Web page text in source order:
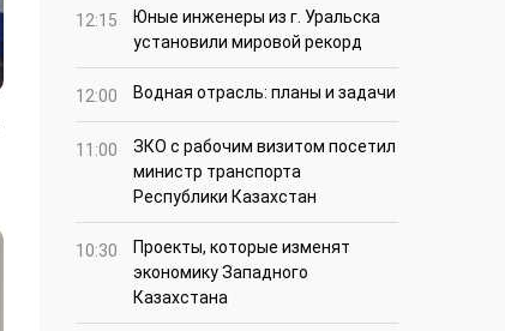
12:15
Юные инженеры из г. Уральска
установили мировой рекорд
12:00 Водная отрасль: планы и задачи
11:00
ЗКО с рабочим визитом посетил
министр транспорта
Республики Казахстан
10:30
Проекты, которые изменят
экономику Западного
Казахстана